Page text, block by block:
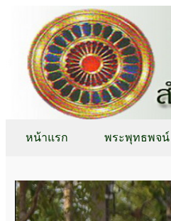
หน้าแรก พระพุทธพจน์